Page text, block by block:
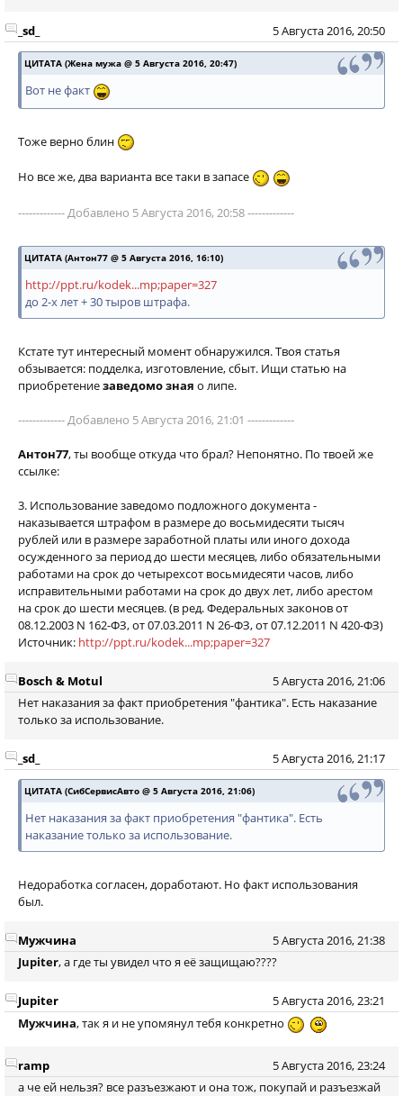
5 Августа 2016, 20:50
_sd_
ЦИТАТА (Жена мужа @ 5 Августа 2016, 20:47)
Вот не факт
Тоже верно блин
Но все же, два варианта все таки в запасе
------------- Добавлено 5 Августа 2016, 20:58 -------------
ЦИТАТА (Антон77 @ 5 Августа 2016, 16:10)
http://ppt.ru/kodek...mp;paper=327
до 2-х лет + 30 тыров штрафа.
Кстате тут интересный момент обнаружился. Твоя статья
обзывается: подделка, изготовление, сбыт. Ищи статью на
приобретениезаведомо зная о липе.
------------- Добавлено 5 Августа 2016, 21:01 -------------
Антон77, ты вообще откуда что брал? Непонятно. По твоей же
ссылке:
3. Использование заведомо подложного документа -
наказывается штрафом в размере до восьмидесяти тысяч
рублей или в размере заработной платы или иного дохода
осужденного за период до шести месяцев, либо обязательными
работами на срок до четырехсот восьмидесяти часов, либо
исправительными работами на срок до двух лет, либо арестом
на срок до шести месяцев. (в ред. Федеральных законов от
08.12.2003 N 162-ФЗ, от 07.03.2011 N 26-ФЗ, от 07.12.2011 N 420-ФЗ)
Источник: http://ppt.ru/kodek...mp;paper=327
5 Августа 2016, 21:06
Bosch & Motul
Нет наказания за факт приобретения "фантика". Есть наказание
только за использование.
5 Августа 2016, 21:17
_sd_
ЦИТАТА (СибСервисАвто @ 5 Августа 2016, 21:06)
Нет наказания за факт приобретения "фантика". Есть
наказание только за использование.
Недоработка согласен, доработают. Но факт использования
был.
5 Августа 2016, 21:38
Мужчина
Jupiter, а где ты увидел что я её защищаю????
5 Августа 2016, 23:21
Jupiter
Мужчина, так я и не упомянул тебя конкретно
5 Августа 2016, 23:24
ramp
а че ей нельзя? все разъезжают и она тож, покупай и разъезжай